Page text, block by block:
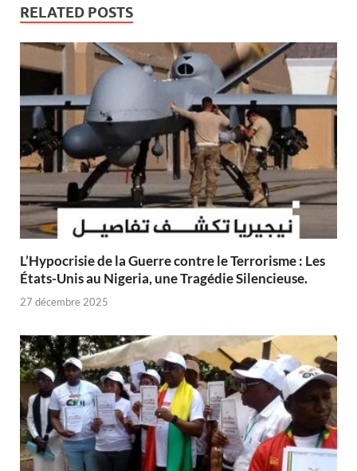
RELATED POSTS
L’Hypocrisie de la Guerre contre le Terrorisme : Les
États-Unis au Nigeria, une Tragédie Silencieuse.
27 décembre 2025